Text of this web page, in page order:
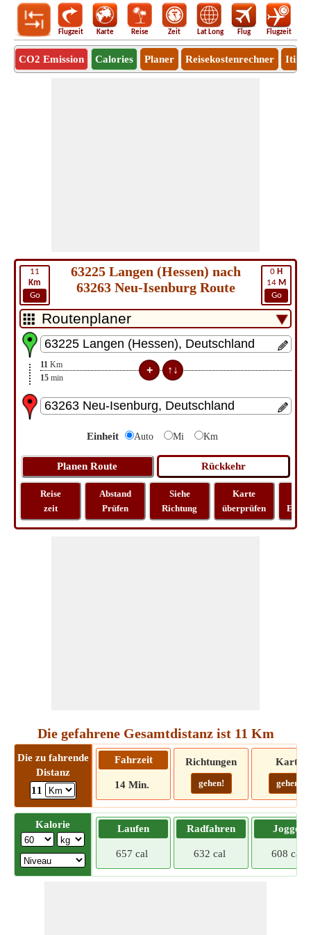
Flugzeit Karte Reise Zeit Lat Long Flug Flugzeit
CO2 Emission Calories Planer Reisekostenrechner
11
Km
Go
0 H
14 M
Go
63225 Langen (Hessen) nach
63263 Neu-Isenburg Route
11 Km
15 min
Einheit Auto Mi Km
Reise
zeit
Abstand
Prüfen
Siehe
Richtung
Karte
überprüfen
Die gefahrene Gesamtdistanz ist 11 Km
Die zu fahrende
Distanz
11
Fahrzeit
14 Min.
Richtungen
gehen!
Karte
gehen!
Kalorie Laufen
657 cal
Radfahren
632 cal
Joggen
608 cal